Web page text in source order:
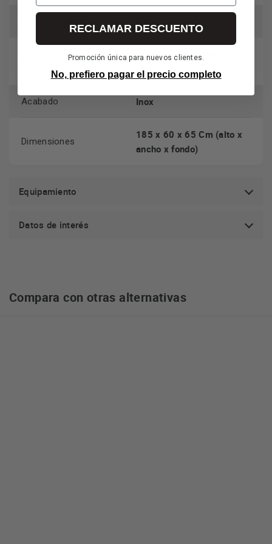
Bisagras a la derecha
reversibles
Acabado Inox
Dimensiones
185 x 60 x 65 Cm (alto x
ancho x fondo)
Equipamiento
Datos de interés
Compara con otras alternativas
RECLAMAR DESCUENTO
Promoción única para nuevos clientes.
No, prefiero pagar el precio completo